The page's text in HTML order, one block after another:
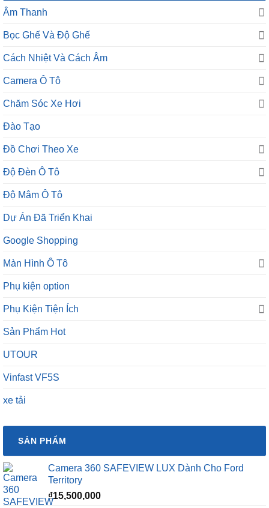
Âm Thanh
Bọc Ghế Và Độ Ghế
Cách Nhiệt Và Cách Âm
Camera Ô Tô
Chăm Sóc Xe Hơi
Đào Tạo
Đồ Chơi Theo Xe
Độ Đèn Ô Tô
Độ Mâm Ô Tô
Dự Án Đã Triển Khai
Google Shopping
Màn Hình Ô Tô
Phụ kiện option
Phụ Kiện Tiện Ích
Sản Phẩm Hot
UTOUR
Vinfast VF5S
xe tải
SẢN PHẨM
Camera 360 SAFEVIEW LUX Dành Cho Ford
Territory
₫15,500,000